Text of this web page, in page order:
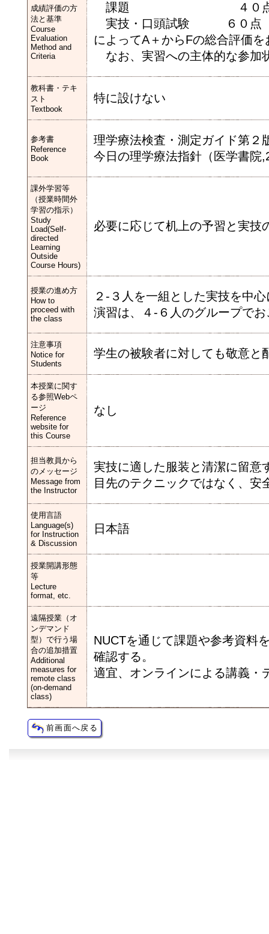
成績評価の方
法と基準
Course
Evaluation
Method and
Criteria
課題 ４０点（臨床
実技・口頭試験 ６０点
によってA＋からFの総合評価を
なお、実習への主体的な参加
教科書・テキ
スト
Textbook
特に設けない
参考書
Reference
Book
理学療法検査・測定ガイド第２
今日の理学療法指針（医学書院
課外学習等
（授業時間外
学習の指示）
Study
Load(Self-
directed
Learning
Outside
Course Hours)
必要に応じて机上の予習と実技
授業の進め方
How to
proceed with
the class
２-３人を一組とした実技を中
演習は、４-６人のグループでお
注意事項
Notice for
Students
学生の被験者に対しても敬意と
本授業に関す
る参照Webペ
ージ
Reference
website for
this Course
なし
担当教員から
のメッセージ
Message from
the Instructor
実技に適した服装と清潔に留意
目先のテクニックではなく、
使用言語
Language(s)
for Instruction
& Discussion
日本語
授業開講形態
等
Lecture
format, etc.
遠隔授業（オ
ンデマンド
型）で行う場
合の追加措置
Additional
measures for
remote class
(on-demand
class)
NUCTを通じて課題や参考資料
確認する。
適宜、オンラインによる講義・